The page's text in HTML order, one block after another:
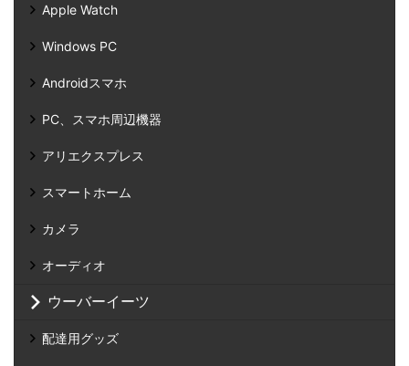
Apple Watch
Windows PC
Androidスマホ
PC、スマホ周辺機器
アリエクスプレス
スマートホーム
カメラ
オーディオ
ウーバーイーツ
配達用グッズ